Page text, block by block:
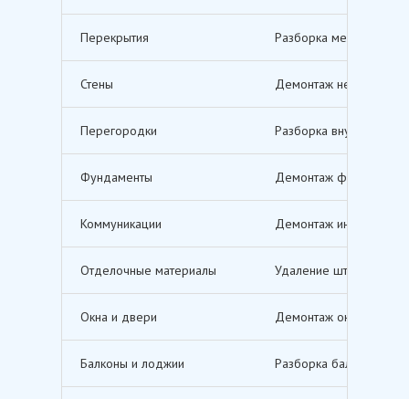
Перекрытия Разборка межэтажных
Стены Демонтаж несущих и
Перегородки Разборка внутренних
Фундаменты Демонтаж
Коммуникации Демонтаж инженерных
Отделочные материалы Удаление штукатурки,
Окна и двери Демонтаж оконных и
Балконы и лоджии Разборка балконов и